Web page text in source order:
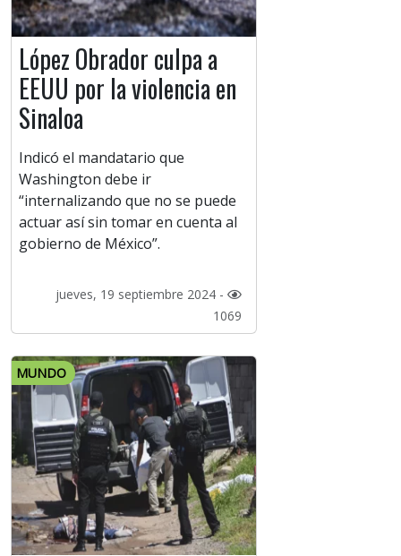
López Obrador culpa a
EEUU por la violencia en
Sinaloa
Indicó el mandatario que
Washington debe ir
“internalizando que no se puede
actuar así sin tomar en cuenta al
gobierno de México”.
jueves, 19 septiembre 2024 -
1069
MUNDO